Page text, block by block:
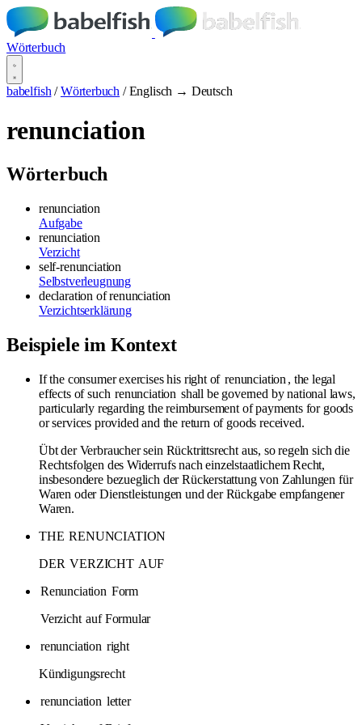
Wörterbuch
babelfish / Wörterbuch / Englisch → Deutsch
renunciation
Wörterbuch
renunciation
Aufgabe
renunciation
Verzicht
self-renunciation
Selbstverleugnung
declaration of renunciation
Verzichtserklärung
Beispiele im Kontext
If the consumer exercises his right of renunciation , the legal
effects of such renunciation shall be governed by national laws,
particularly regarding the reimbursement of payments for goods
or services provided and the return of goods received.
Übt der Verbraucher sein Rücktrittsrecht aus, so regeln sich die
Rechtsfolgen des Widerrufs nach einzelstaatlichem Recht,
insbesondere bezueglich der Rückerstattung von Zahlungen für
Waren oder Dienstleistungen und der Rückgabe empfangener
Waren.
THE RENUNCIATION
DER VERZICHT AUF
Renunciation Form
Verzicht auf Formular
renunciation right
Kündigungsrecht
renunciation letter